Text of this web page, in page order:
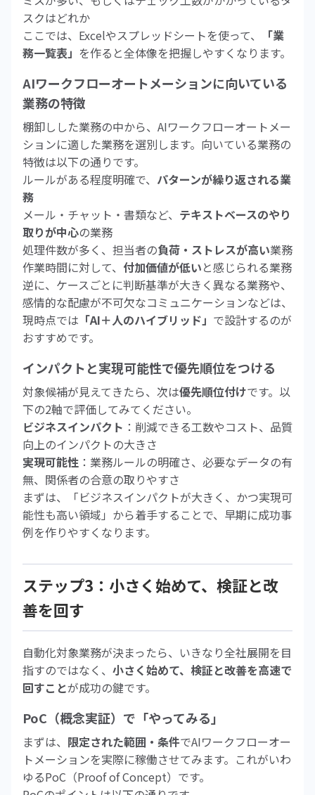
スクはどれか
ここでは、Excelやスプレッドシートを使って、
「業
務一覧表」 を作ると全体像を把握しやすくなります。
AIワークフローオートメーションに向いている
業務の特徴
棚卸しした業務の中から、AIワークフローオートメー
ションに適した業務を選別します。向いている業務の
特徴は以下の通りです。
ルールがある程度明確で、 パターンが繰り返される業
務
メール・チャット・書類など、 テキストベースのやり
取りが中心の業務
処理件数が多く、担当者の負荷・ストレスが高い業務
作業時間に対して、 付加価値が低いと感じられる業務
逆に、ケースごとに判断基準が大きく異なる業務や、
感情的な配慮が不可欠なコミュニケーションなどは、
現時点では 「AI＋人のハイブリッド」 で設計するのが
おすすめです。
インパクトと実現可能性で優先順位をつける
対象候補が見えてきたら、次は優先順位付けです。以
下の2軸で評価してみてください。
ビジネスインパクト ：削減できる工数やコスト、品質
向上のインパクトの大きさ
実現可能性 ：業務ルールの明確さ、必要なデータの有
無、関係者の合意の取りやすさ
まずは、「ビジネスインパクトが大きく、かつ実現可
能性も高い領域」から着手することで、早期に成功事
例を作りやすくなります。
ステップ3：小さく始めて、検証と改
善を回す
自動化対象業務が決まったら、いきなり全社展開を目
指すのではなく、 小さく始めて、検証と改善を高速で
回すことが成功の鍵です。
PoC（概念実証）で「やってみる」
まずは、 限定された範囲・条件でAIワークフローオー
トメーションを実際に稼働させてみます。これがいわ
ゆるPoC（Proof of Concept）です。